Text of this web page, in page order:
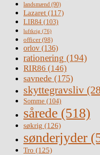
landsmænd (90)
Lazaret (117)
LIR84 (103)
luftkrig (76)
officer(98)
orlov (136)
rationering (194)
RIR86 (146)
savnede (175)
skyttegravsliv
Somme (104)
sårede (518)
søkrig (126)
sønderjyder
Tro (125)